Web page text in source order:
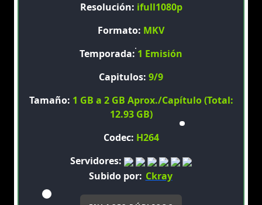
Resolución: ifull1080p
Formato: MKV
Temporada: 1 Emisión
Capitulos: 9/9
Tamaño: 1 GB a 2 GB Aprox./Capítulo (Total:
12.93 GB)
Codec: H264
Servidores:
Subido por: Ckray